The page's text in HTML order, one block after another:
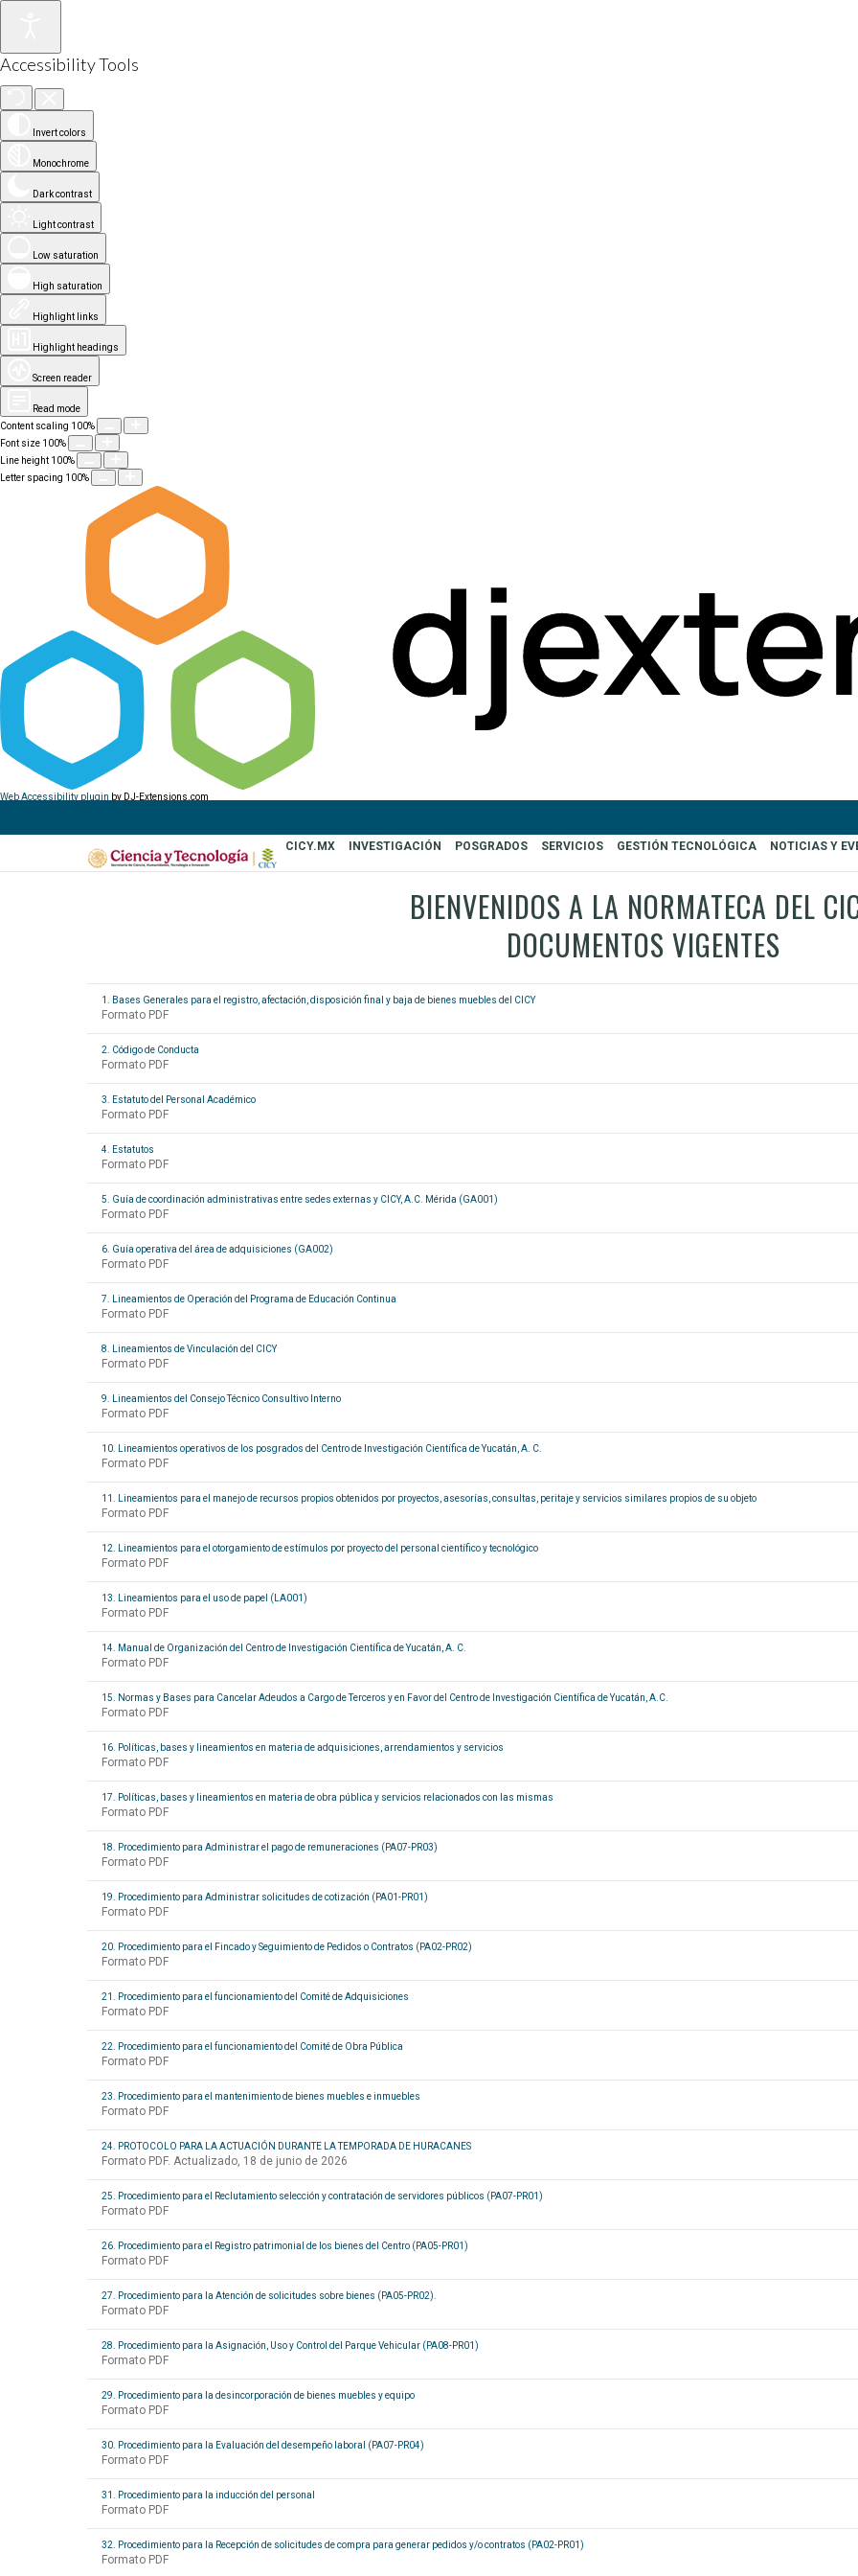
Accessibility Tools
Invert colors
Monochrome
Dark contrast
Light contrast
Low saturation
High saturation
Highlight links
Highlight headings
Screen reader
Read mode
Content scaling 100%
Font size 100%
Line height 100%
Letter spacing 100%
Web Accessibility plugin by DJ-Extensions.com
CICY.MX INVESTIGACIÓN POSGRADOS SERVICIOS GESTIÓN TECNOLÓGICA NOTICIAS Y
BIENVENIDOS A LA NORMATECA DEL
DOCUMENTOS VIGENTES
1. Bases Generales para el registro, afectación, disposición final y baja de bienes muebles del CICY
Formato PDF
2. Código de Conducta
Formato PDF
3. Estatuto del Personal Académico
Formato PDF
4. Estatutos
Formato PDF
5. Guía de coordinación administrativas entre sedes externas y CICY, A.C. Mérida (GA001)
Formato PDF
6. Guía operativa del área de adquisiciones (GA002)
Formato PDF
7. Lineamientos de Operación del Programa de Educación Continua
Formato PDF
8. Lineamientos de Vinculación del CICY
Formato PDF
9. Lineamientos del Consejo Técnico Consultivo Interno
Formato PDF
10. Lineamientos operativos de los posgrados del Centro de Investigación Científica de Yucatán, A. C.
Formato PDF
11. Lineamientos para el manejo de recursos propios obtenidos por proyectos, asesorías, consultas, peritaje y servicios similares propios de su objeto
Formato PDF
12. Lineamientos para el otorgamiento de estímulos por proyecto del personal científico y tecnológico
Formato PDF
13. Lineamientos para el uso de papel (LA001)
Formato PDF
14. Manual de Organización del Centro de Investigación Científica de Yucatán, A. C.
Formato PDF
15. Normas y Bases para Cancelar Adeudos a Cargo de Terceros y en Favor del Centro de Investigación Científica de Yucatán, A.C.
Formato PDF
16. Políticas, bases y lineamientos en materia de adquisiciones, arrendamientos y servicios
Formato PDF
17. Políticas, bases y lineamientos en materia de obra pública y servicios relacionados con las mismas
Formato PDF
18. Procedimiento para Administrar el pago de remuneraciones (PA07-PR03)
Formato PDF
19. Procedimiento para Administrar solicitudes de cotización (PA01-PR01)
Formato PDF
20. Procedimiento para el Fincado y Seguimiento de Pedidos o Contratos (PA02-PR02)
Formato PDF
21. Procedimiento para el funcionamiento del Comité de Adquisiciones
Formato PDF
22. Procedimiento para el funcionamiento del Comité de Obra Pública
Formato PDF
23. Procedimiento para el mantenimiento de bienes muebles e inmuebles
Formato PDF
24. PROTOCOLO PARA LA ACTUACIÓN DURANTE LA TEMPORADA DE HURACANES
Formato PDF. Actualizado, 18 de junio de 2026
25. Procedimiento para el Reclutamiento selección y contratación de servidores públicos (PA07-PR01)
Formato PDF
26. Procedimiento para el Registro patrimonial de los bienes del Centro (PA05-PR01)
Formato PDF
27. Procedimiento para la Atención de solicitudes sobre bienes (PA05-PR02).
Formato PDF
28. Procedimiento para la Asignación, Uso y Control del Parque Vehicular (PA08-PR01)
Formato PDF
29. Procedimiento para la desincorporación de bienes muebles y equipo
Formato PDF
30. Procedimiento para la Evaluación del desempeño laboral (PA07-PR04)
Formato PDF
31. Procedimiento para la inducción del personal
Formato PDF
32. Procedimiento para la Recepción de solicitudes de compra para generar pedidos y/o contratos (PA02-PR01)
Formato PDF